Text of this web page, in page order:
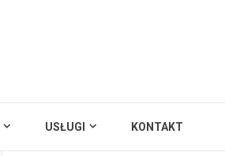
USŁUGI KONTAKT